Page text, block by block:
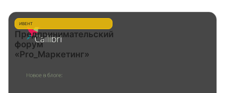
ИВЕНТ
Предпринимательский
форум
«Pro_Маркетинг»